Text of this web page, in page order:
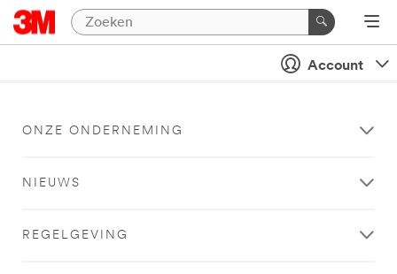
Account
ONZE ONDERNEMING
NIEUWS
REGELGEVING